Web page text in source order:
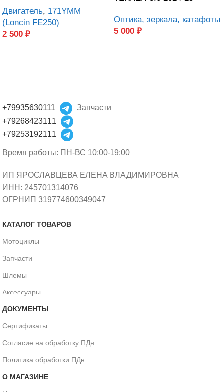
Двигатель, 171YMM
(Loncin FE250)
2 500 ₽
Оптика, зеркала, катафоты
5 000 ₽
+79935630111
Запчасти
+79268423111
+79253192111
Время работы: ПН-ВС 10:00-19:00
ИП ЯРОСЛАВЦЕВА ЕЛЕНА ВЛАДИМИРОВНА
ИНН: 245701314076
ОГРНИП 319774600349047
КАТАЛОГ ТОВАРОВ
Мотоциклы
Запчасти
Шлемы
Аксессуары
ДОКУМЕНТЫ
Сертификаты
Согласие на обработку ПДн
Политика обработки ПДн
О МАГАЗИНЕ